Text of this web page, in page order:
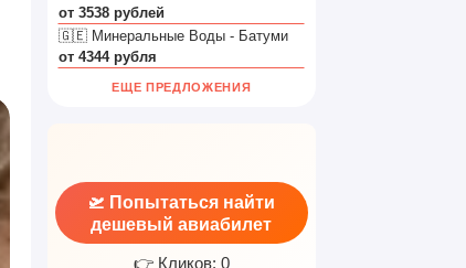
от 3538 рублей
🇬🇪 Минеральные Воды - Батуми
от 4344 рубля
ЕЩЕ ПРЕДЛОЖЕНИЯ
🛫 Попытаться найти
дешевый авиабилет
👉 Кликов: 0